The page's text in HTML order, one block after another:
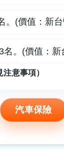
。(價值：新
名。(價值：新
注意事項）
汽車保險